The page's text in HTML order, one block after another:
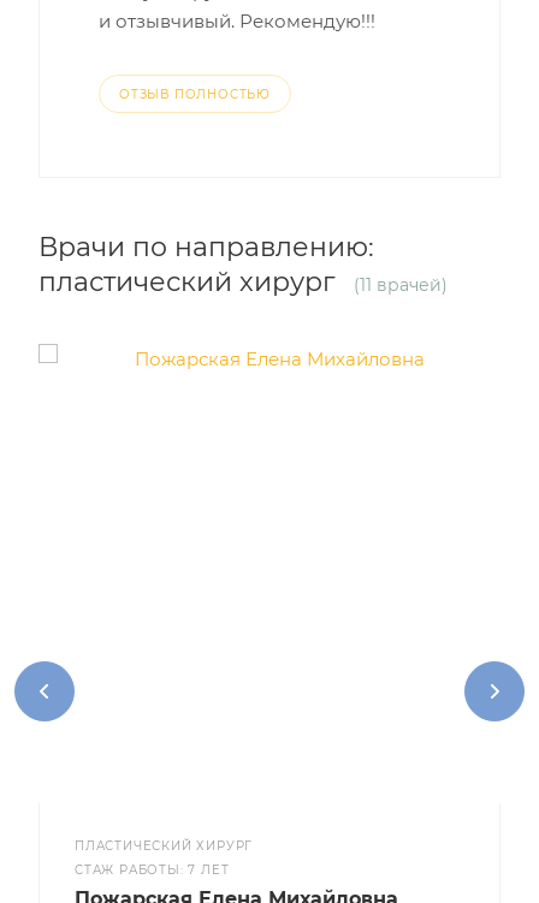
и отзывчивый. Рекомендую!!!
ОТЗЫВ ПОЛНОСТЬЮ
Врачи по направлению:
пластический хирург
(11 врачей)
ПЛАСТИЧЕСКИЙ ХИРУРГ
CТАЖ РАБОТЫ: 7 ЛЕТ